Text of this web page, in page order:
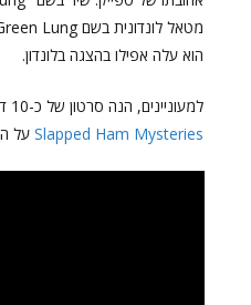
הוא עלה אפילו בהצגה בלונדון.
למעוניינים, הנה סרטון של כ-10 דקות (באנגלית)
Slapped Ham Mysteriesעל